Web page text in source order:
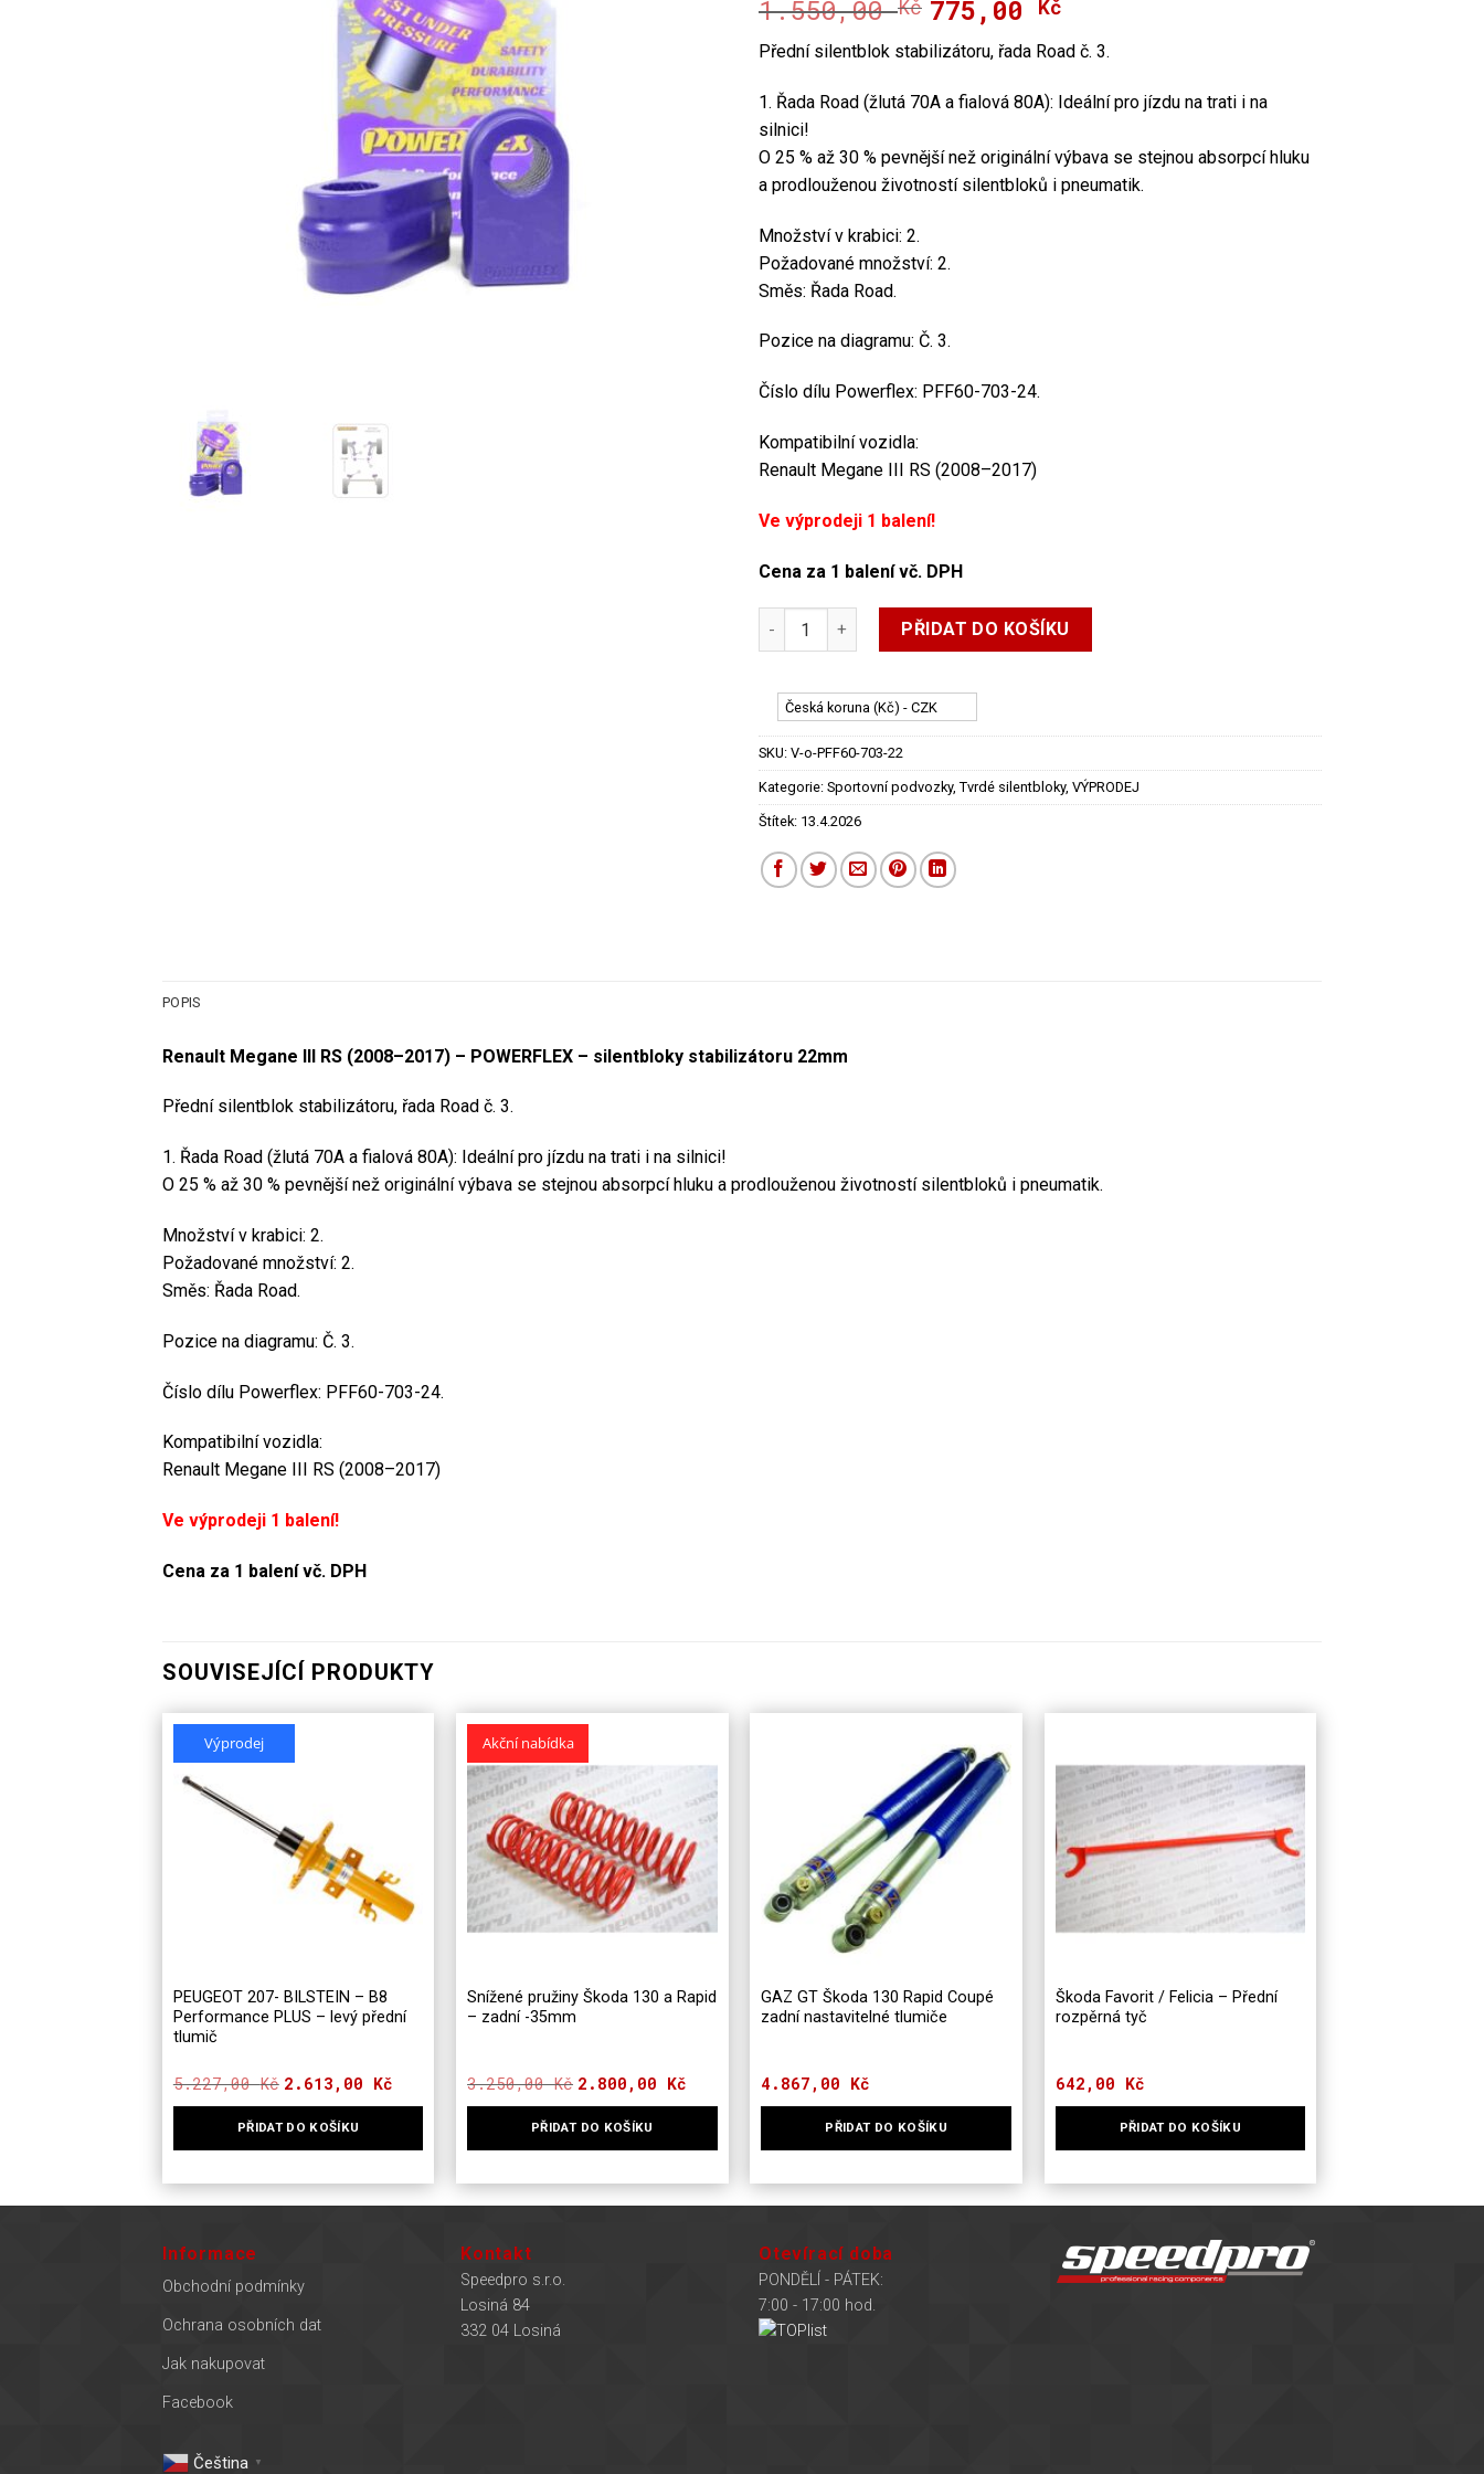
1.550,00Kč Původní
cena
byla:
1.550,00 Kč.
775,00 Kč
Aktuální
cena
je:
775,00 Kč.
Přední silentblok stabilizátoru, řada Road č. 3.
1. Řada Road (žlutá 70A a fialová 80A): Ideální pro jízdu na trati i na
silnici!
O 25 % až 30 % pevnější než originální výbava se stejnou absorpcí hluku
a prodlouženou životností silentbloků i pneumatik.
Množství v krabici: 2.
Požadované množství: 2.
Směs: Řada Road.
Pozice na diagramu: Č. 3.
Číslo dílu Powerflex: PFF60-703-24.
Kompatibilní vozidla:
Renault Megane III RS (2008–2017)
Ve výprodeji 1 balení!
Cena za 1 balení vč. DPH
Renault Megane III RS (2008–2017) – POWERFLEX – silentbloky stabilizátoru 22mm množství
PŘIDAT DO KOŠÍKU
Česká koruna (Kč) - CZK
SKU: V-o-PFF60-703-22
Kategorie: Sportovní podvozky, Tvrdé silentbloky, VÝPRODEJ
Štítek: 13.4.2026
POPIS
Renault Megane III RS (2008–2017) – POWERFLEX – silentbloky stabilizátoru 22mm
Přední silentblok stabilizátoru, řada Road č. 3.
1. Řada Road (žlutá 70A a fialová 80A): Ideální pro jízdu na trati i na silnici!
O 25 % až 30 % pevnější než originální výbava se stejnou absorpcí hluku a prodlouženou životností silentbloků i pneumatik.
Množství v krabici: 2.
Požadované množství: 2.
Směs: Řada Road.
Pozice na diagramu: Č. 3.
Číslo dílu Powerflex: PFF60-703-24.
Kompatibilní vozidla:
Renault Megane III RS (2008–2017)
Ve výprodeji 1 balení!
Cena za 1 balení vč. DPH
SOUVISEJÍCÍ PRODUKTY
Výprodej
PEUGEOT 207- BILSTEIN – B8
Performance PLUS – levý přední
tlumič
5.227,00Kč Původní
5.227,00 Kč.
2.613,00 Kč
Aktuální
2.613,00 Kč.
PŘIDAT DO KOŠÍKU
Akční nabídka
Snížené pružiny Škoda 130 a Rapid
– zadní -35mm
3.250,00Kč Původní
3.250,00 Kč.
2.800,00 Kč
Aktuální
2.800,00 Kč.
PŘIDAT DO KOŠÍKU
GAZ GT Škoda 130 Rapid Coupé
zadní nastavitelné tlumiče
4.867,00 Kč
PŘIDAT DO KOŠÍKU
Škoda Favorit / Felicia – Přední
rozpěrná tyč
642,00 Kč
PŘIDAT DO KOŠÍKU
Informace
Obchodní podmínky
Ochrana osobních dat
Jak nakupovat
Facebook
Kontakt
Speedpro s.r.o.
Losiná 84
332 04 Losiná
Otevírací doba
PONDĚLÍ - PÁTEK:
7:00 - 17:00 hod.
Čeština‎ ▼